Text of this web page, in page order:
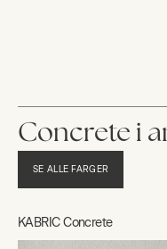
Concrete i
SE ALLE FARGER
KABRIC Concrete